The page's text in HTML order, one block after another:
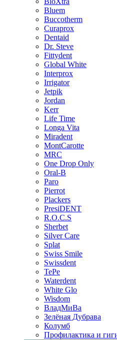
Bluem
Buccotherm
Curaprox
Dentaid
Dr. Steve
Fittydent
Global White
Interprox
Irrigator
Jetpik
Jordan
Kerr
Life Time
Longa Vita
Miradent
MontCarotte
MRC
One Drop Only
Oral-B
Paro
Pierrot
Plackers
PresiDENT
R.O.C.S
Sherbet
Silver Care
Splat
Swiss Smile
Swissdent
TePe
Waterdent
White Glo
Wisdom
ВладМиВа
Зелёная Дубрава
Колумб
Профилактика и